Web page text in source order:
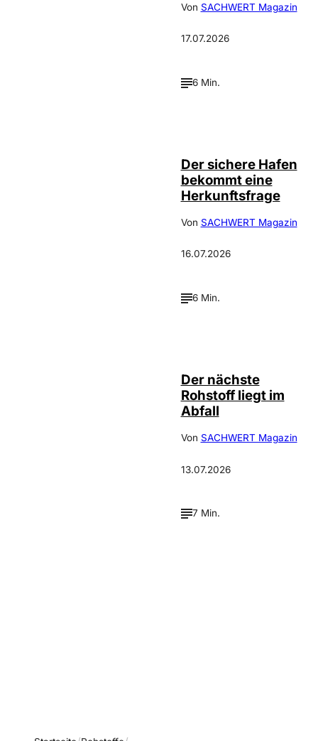
Von SACHWERT Magazin
17.07.2026
6 Min.
Der sichere Hafen
bekommt eine
Herkunftsfrage
Von SACHWERT Magazin
16.07.2026
6 Min.
Der nächste
Rohstoff liegt im
Abfall
Von SACHWERT Magazin
13.07.2026
7 Min.